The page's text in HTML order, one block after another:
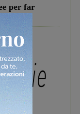
per far